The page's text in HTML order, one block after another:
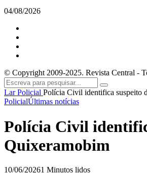
04/08/2026
© Copyright 2009-2025. Revista Central -
LarPolicial Polícia Civil identifica suspeito
PolicialÚltimas notícias
Polícia Civil
Quixeramobim
10/06/20261 Minutos lidos